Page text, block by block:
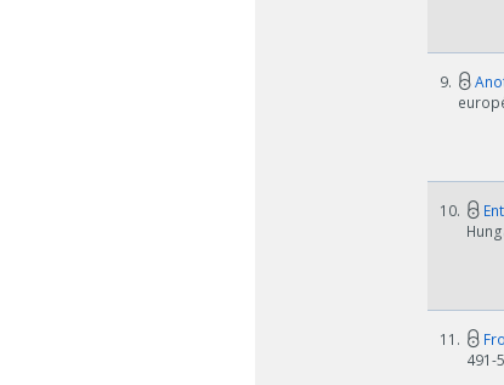
9.
10.
11.
491-